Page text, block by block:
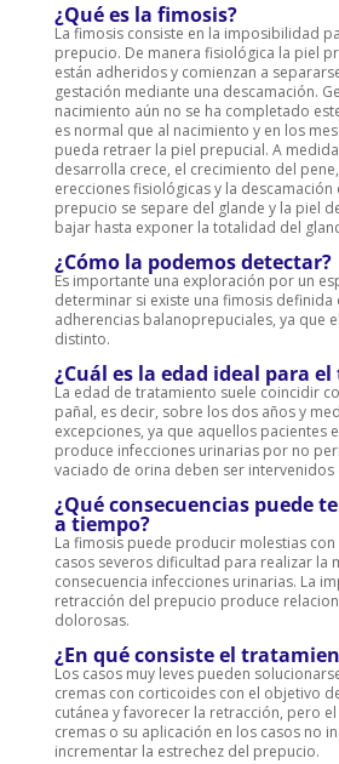
¿Qué es la fimosis?
La fimosis consiste en la imposibilidad
prepucio. De manera fisiológica la piel
están adheridos y comienzan a
gestación mediante una descamación.
nacimiento aún no se ha completado
es normal que al nacimiento y en los
pueda retraer la piel prepucial. A
desarrolla crece, el crecimiento del
erecciones fisiológicas y la descamación
prepucio se separe del glande y la piel
bajar hasta exponer la totalidad del
¿Cómo la podemos detectar?
Es importante una exploración por un
determinar si existe una fimosis definida
adherencias balanoprepuciales, ya que
distinto.
¿Cuál es la edad ideal para
La edad de tratamiento suele coincidir
pañal, es decir, sobre los dos años y
excepciones, ya que aquellos pacientes
produce infecciones urinarias por no
vaciado de orina deben ser
¿Qué consecuencias puede
a tiempo?
La fimosis puede producir molestias con
casos severos dificultad para realizar la
consecuencia infecciones urinarias. La
retracción del prepucio produce
dolorosas.
¿En qué consiste el
Los casos muy leves pueden
cremas con corticoides con el objetivo
cutánea y favorecer la retracción, pero
cremas o su aplicación en los casos no
incrementar la estrechez del prepucio.